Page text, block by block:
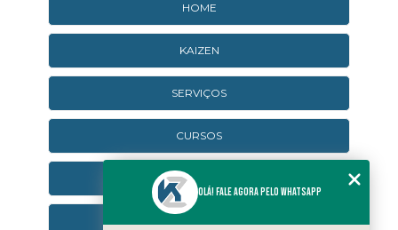
HOME
KAIZEN
SERVIÇOS
CURSOS
CURSOS ONLINE
Olá! Fale agora pelo WhatsApp